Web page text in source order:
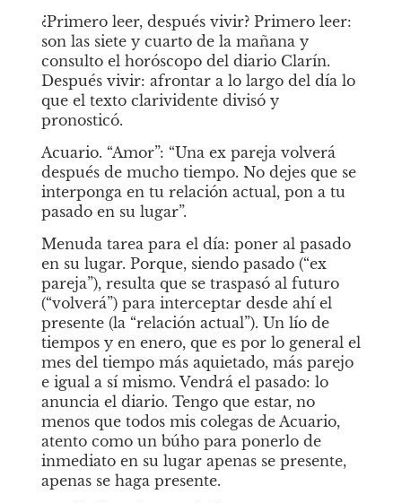
¿Primero leer, después vivir? Primero leer:
son las siete y cuarto de la mañana y
consulto el horóscopo del diario Clarín.
Después vivir: afrontar a lo largo del día lo
que el texto clarividente divisó y
pronosticó.
Acuario. “Amor”: “Una ex pareja volverá
después de mucho tiempo. No dejes que se
interponga en tu relación actual, pon a tu
pasado en su lugar”.
Menuda tarea para el día: poner al pasado
en su lugar. Porque, siendo pasado (“ex
pareja”), resulta que se traspasó al futuro
(“volverá”) para interceptar desde ahí el
presente (la “relación actual”). Un lío de
tiempos y en enero, que es por lo general el
mes del tiempo más aquietado, más parejo
e igual a sí mismo. Vendrá el pasado: lo
anuncia el diario. Tengo que estar, no
menos que todos mis colegas de Acuario,
atento como un búho para ponerlo de
inmediato en su lugar apenas se presente,
apenas se haga presente.